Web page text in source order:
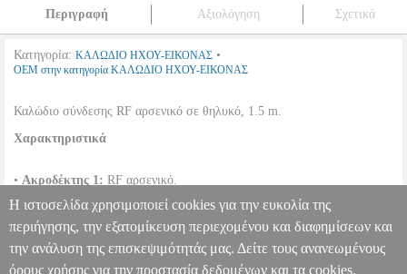
Περιγραφή Αξιολόγηση Σχετικά
Κατηγορία: ΚΑΛΩΔΙΟ ΗΧΟΥ-ΕΙΚΟΝΑΣ •
OEM στην κατηγορία ΚΑΛΩΔΙΟ ΗΧΟΥ-ΕΙΚΟΝΑΣ
Καλώδιο σύνδεσης RF αρσενικό σε θηλυκό, 1.5 m.
Χαρακτηριστικά
• Ακροδέκτης 1: RF αρσενικό.
• Μήκος καλωδίου:1.5 m.
•Εγγύηση: 2 χρόνια.DOA 7 ημερών
ΚΑΛΩΔΙΟ RF ΑΡΣENIKO - ΘΥΛHKO 1,5Μ PER.581636
PER.581636 OEM OEM ΚΑΛΩΔΙΟ ΗΧΟΥ-ΕΙΚΟΝΑΣ Κατηγορία:
Η ιστοσελίδα χρησιμοποιεί cookies για την ευκολία της
περιήγησης, την εξατομίκευση περιεχομένου και διαφημίσεων και
την ανάλυση της επισκεψιμότητάς μας. Δείτε τους ανανεωμένους
όρους χρήσης για την προστασία δεδομένων και τα cookies.